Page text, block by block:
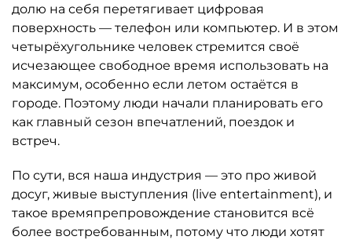
долю на себя перетягивает цифровая
поверхность — телефон или компьютер. И в этом
четырёхугольнике человек стремится своё
исчезающее свободное время использовать на
максимум, особенно если летом остаётся в
городе. Поэтому люди начали планировать его
как главный сезон впечатлений, поездок и
встреч.
По сути, вся наша индустрия — это про живой
досуг, живые выступления (live entertainment), и
такое времяпрепровождение становится всё
более востребованным, потому что люди хотят